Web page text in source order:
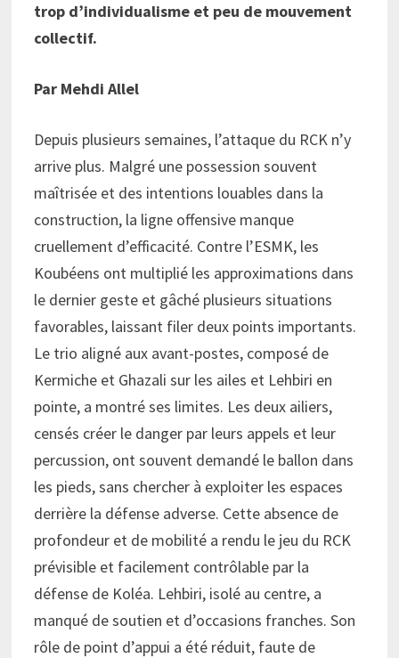
trop d’individualisme et peu de mouvement
collectif.
Par Mehdi Allel
Depuis plusieurs semaines, l’attaque du RCK n’y
arrive plus. Malgré une possession souvent
maîtrisée et des intentions louables dans la
construction, la ligne offensive manque
cruellement d’efficacité. Contre l’ESMK, les
Koubéens ont multiplié les approximations dans
le dernier geste et gâché plusieurs situations
favorables, laissant filer deux points importants.
Le trio aligné aux avant-postes, composé de
Kermiche et Ghazali sur les ailes et Lehbiri en
pointe, a montré ses limites. Les deux ailiers,
censés créer le danger par leurs appels et leur
percussion, ont souvent demandé le ballon dans
les pieds, sans chercher à exploiter les espaces
derrière la défense adverse. Cette absence de
profondeur et de mobilité a rendu le jeu du RCK
prévisible et facilement contrôlable par la
défense de Koléa. Lehbiri, isolé au centre, a
manqué de soutien et d’occasions franches. Son
rôle de point d’appui a été réduit, faute de